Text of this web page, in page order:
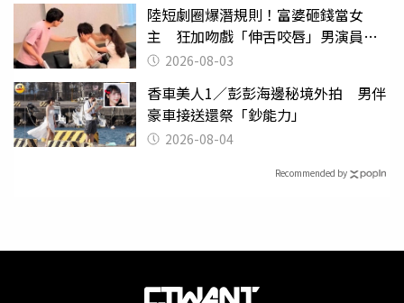
陸短劇圈爆潛規則！富婆砸錢當女
主 狂加吻戲「伸舌咬唇」男演員崩
潰 2026-08-03
香車美人1／彭彭海邊秘境外拍 男伴
豪車接送還祭「鈔能力」
2026-08-04
Recommended by